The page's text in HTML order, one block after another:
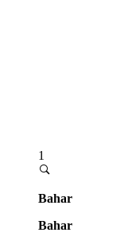
1
Bahar
Bahar